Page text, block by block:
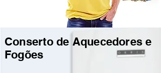
Conserto de Aquecedores e
Fogões